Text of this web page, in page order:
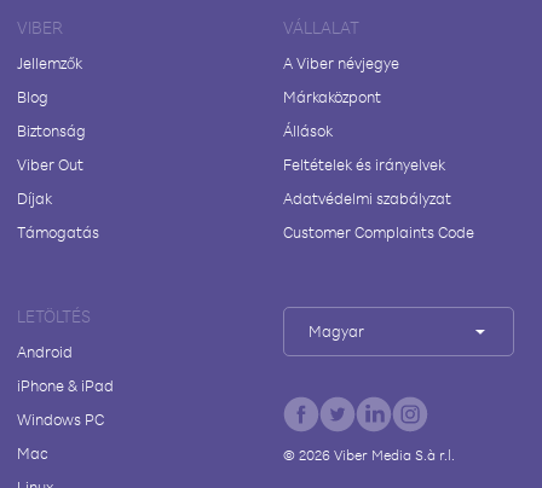
VIBER
Jellemzők
Blog
Biztonság
Viber Out
Díjak
Támogatás
VÁLLALAT
A Viber névjegye
Márkaközpont
Állások
Feltételek és irányelvek
Adatvédelmi szabályzat
Customer Complaints Code
LETÖLTÉS
Android
iPhone & iPad
Windows PC
Mac
Magyar
© 2026Viber Media S.à r.l.